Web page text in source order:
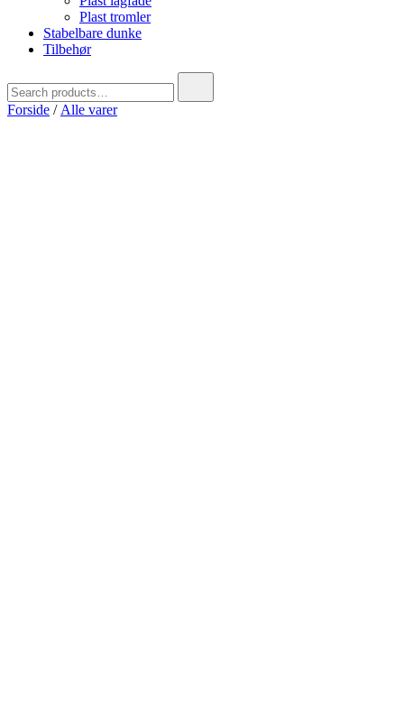
Plast tromler
Stabelbare dunke
Tilbehør
for:
Forside / Alle varer